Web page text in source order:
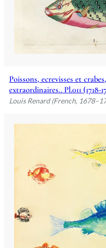
Poissons, ecrevisses et
extraordinaires.. Pl.011 (1718-
Louis Renard (French,